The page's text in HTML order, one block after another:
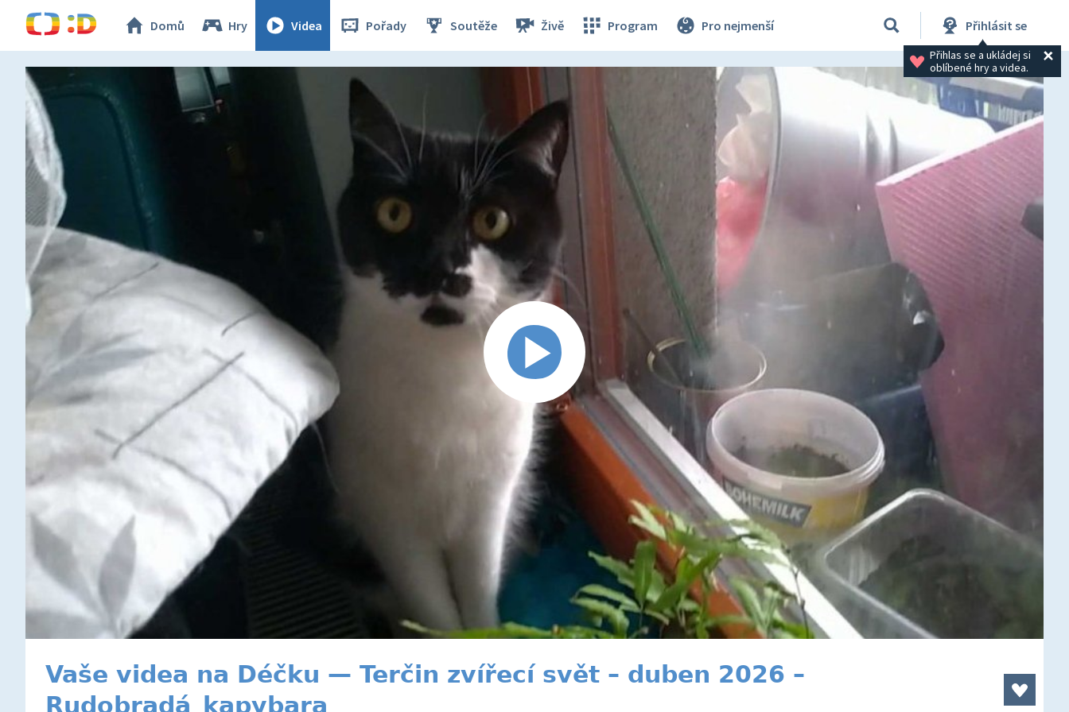
Domů Hry Videa Pořady Soutěže Živě Program Pro nejmenší Přihlásit se
Přihlas se a ukládej si
oblíbené hry a videa.
Vaše videa na Déčku — Terčin zvířecí svět – duben 2026 –
Rudobradá_kapybara